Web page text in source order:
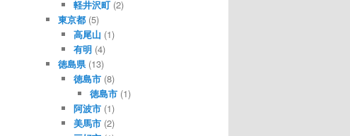
軽井沢町 (2)
東京都(5)
高尾山 (1)
有明 (4)
徳島県(13)
徳島市 (8)
徳島市(1)
阿波市 (1)
美馬市 (2)